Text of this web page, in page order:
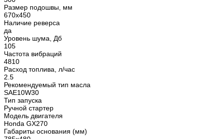
Размер подошвы, мм
670х450
Наличие реверса
да
Уровень шума, Дб
105
Частота вибраций
4810
Расход топлива, л/час
2.5
Рекомендуемый тип масла
SAE10W30
Тип запуска
Ручной стартер
Модель двигателя
Honda GX270
Габариты основания (мм)